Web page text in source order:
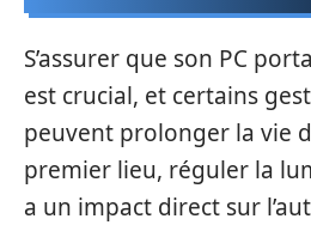
S’assurer que son PC
est crucial, et certains
peuvent prolonger la vie
premier lieu, réguler la
a un impact direct sur